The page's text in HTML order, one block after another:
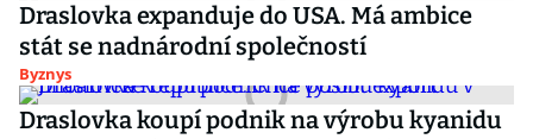
Draslovka expanduje do USA. Má ambice
stát se nadnárodní společností
Byznys
Draslovka koupí podnik na výrobu kyanidu